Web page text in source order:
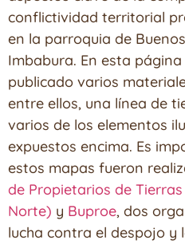
conflictividad territorial
en la parroquia de
Imbabura. En esta página
publicado varios
entre ellos, una línea de
varios de los elementos
expuestos encima. Es
estos mapas fueron
de Propietarios de
Norte) y Buproe, dos
lucha contra el despojo y